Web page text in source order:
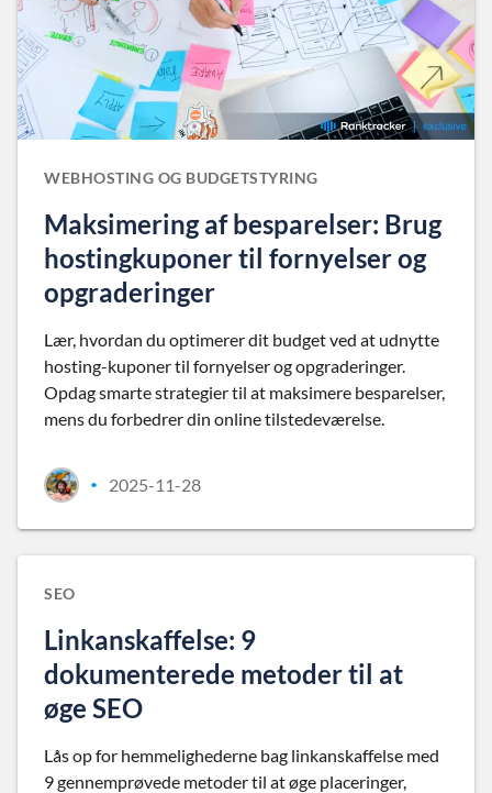
WEBHOSTING OG BUDGETSTYRING
Maksimering af besparelser: Brug
hostingkuponer til fornyelser og
opgraderinger
Lær, hvordan du optimerer dit budget ved at udnytte
hosting-kuponer til fornyelser og opgraderinger.
Opdag smarte strategier til at maksimere besparelser,
mens du forbedrer din online tilstedeværelse.
• 2025-11-28
SEO
Linkanskaffelse: 9
dokumenterede metoder til at
øge SEO
Lås op for hemmelighederne bag linkanskaffelse med
9 gennemprøvede metoder til at øge placeringer,